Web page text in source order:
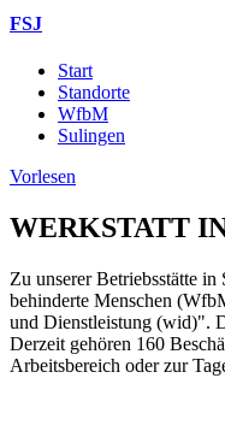
FSJ
Start
Standorte
WfbM
Sulingen
Vorlesen
WERKSTATT
Zu unserer Betriebsstätte
behinderte Menschen
und Dienstleistung (wid)".
Derzeit gehören 160
Arbeitsbereich oder zur